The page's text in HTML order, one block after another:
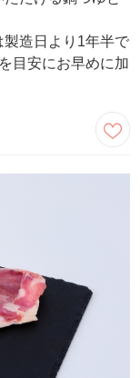
造日より1年半で
目安にお早めに加